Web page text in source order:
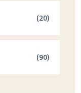
(20)
(90)